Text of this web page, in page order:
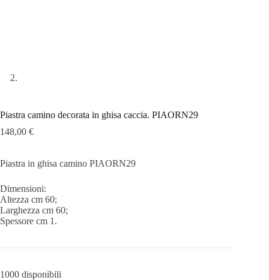
Piastra camino decorata in ghisa caccia. PIAORN29
148,00 €
Piastra in ghisa camino PIAORN29
Dimensioni:
Altezza cm 60;
Larghezza cm 60;
Spessore cm 1.
1000 disponibili